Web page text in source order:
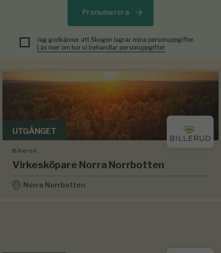
Prenumerera
Jag godkänner att Skogen lagrar mina personuppgifter.
Läs mer om hur vi behandlar personuppgifter
UTGÅNGET
Billerud
Virkesköpare Norra Norrbotten
Norra Norrbotten